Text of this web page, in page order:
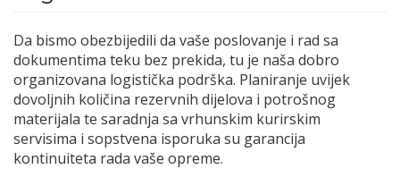
Da bismo obezbijedili da vaše poslovanje i rad sa
dokumentima teku bez prekida, tu je naša dobro
organizovana logistička podrška. Planiranje uvijek
dovoljnih količina rezervnih dijelova i potrošnog
materijala te saradnja sa vrhunskim kurirskim
servisima i sopstvena isporuka su garancija
kontinuiteta rada vaše opreme.